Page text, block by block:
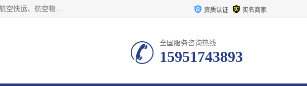
徐州福宝来物流有限公司专业从事机场航空货运、机场快递,航空快递、航空货运、宠物托运、航空加急件、航空快运、航空物流、航空托运、空运当日达等业务。 资质认证 实名商家
全国服务咨询热线:
15951743893